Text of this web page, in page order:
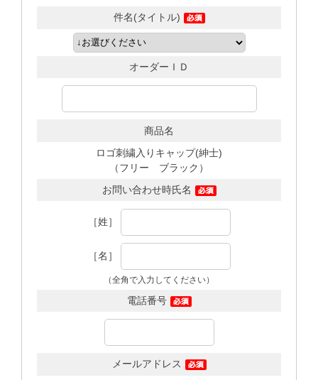
件名(タイトル)
オーダーＩＤ
商品名
ロゴ刺繍入りキャップ(紳士)
（フリー ブラック）
お問い合わせ時氏名
［姓］
［名］
（全角で入力してください）
電話番号
メールアドレス